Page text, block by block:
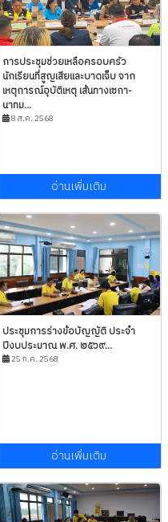
การประชุมช่วยเหลือครอบครัว
นักเรียนที่สูญเสียและบาดเจ็บ จาก
เหตุการณ์อุบัติเหตุ เส้นทางเซกา-
นาทม...
8 ส.ค. 2568
อ่านเพิ่มเติม
ประชุมการร่างข้อบัญญัติ ประจำ
ปีงบประมาณ พ.ศ. ๒๕๖๙...
25 ก.ค. 2568
อ่านเพิ่มเติม